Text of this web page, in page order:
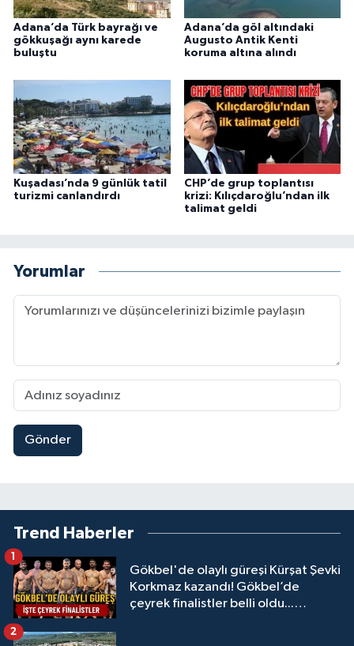
Adana’da Türk bayrağı ve
gökkuşağı aynı karede
buluştu
Adana’da göl altındaki
Augusto Antik Kenti
koruma altına alındı
Kuşadası’nda 9 günlük tatil
turizmi canlandırdı
CHP’de grup toplantısı
krizi: Kılıçdaroğlu’ndan ilk
talimat geldi
Yorumlar
Gönder
Trend Haberler
Gökbel'de olaylı güreşi Kürşat Şevki
Korkmaz kazandı! Gökbel’de
çeyrek finalistler belli oldu...
1
2